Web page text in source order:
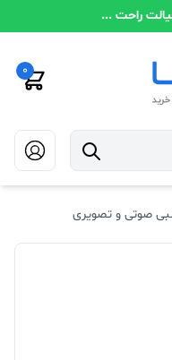
راحت ...
0
صوتی و تصویری